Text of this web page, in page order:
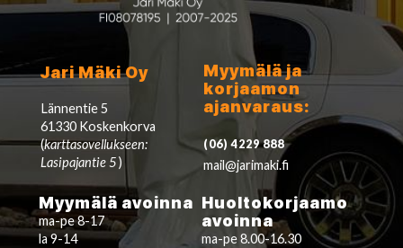
Jari Mäki Oy
Lännentie 5
61330 Koskenkorva
(karttasovellukseen:
Lasipajantie 5)
Myymälä ja
korjaamon
ajanvaraus:
(06) 4229 888
mail@jarimaki.fi
Myymälä avoinna
ma-pe 8-17
la 9-14
Huoltokorjaamo
avoinna
ma-pe 8.00-16.30